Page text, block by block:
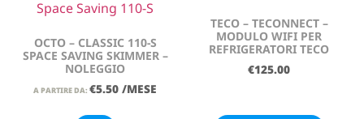
OCTO – CLASSIC 110-S
SPACE SAVING SKIMMER –
NOLEGGIO
A PARTIRE DA: €5.50 /MESE
TECO – TECONNECT –
MODULO WIFI PER
REFRIGERATORI TECO
€125.00